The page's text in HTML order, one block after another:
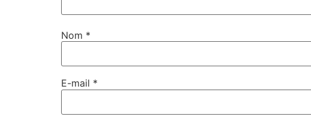
Nom *
E-mail *